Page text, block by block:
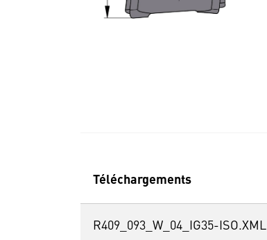
Téléchargements
R409_093_W_04_IG35-ISO.XML